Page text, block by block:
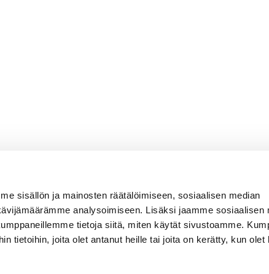
sisällön ja mainosten räätälöimiseen, sosiaalisen median
analysoimiseen. Lisäksi jaamme sosiaalisen
tietoja siitä, miten käytät sivustoamme.
tietoihin, joita olet antanut heille tai joita on kerätty, kun olet